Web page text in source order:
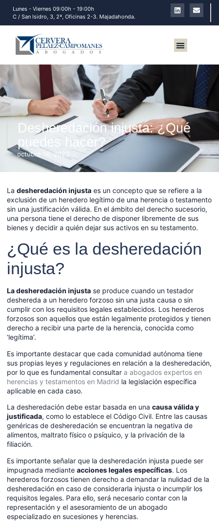
Lunes - Viernes 09:00h - 19:00h
C / San Isidro, 3, 2ª, Oficinas 2-3. Majadahonda.
Desheredación injusta: ¿Qué
puedes hacer?
octubre 16, 2023
La desheredación injusta es un concepto que se refiere a la
exclusión de un heredero legítimo de una herencia o testamento
sin una justificación válida. En el ámbito del derecho sucesorio,
una persona tiene el derecho de disponer libremente de sus
bienes y decidir a quién dejar sus activos en su testamento.
¿Qué es la desheredación
injusta?
La desheredación injusta se produce cuando un testador
deshereda a un heredero forzoso sin una justa causa o sin
cumplir con los requisitos legales establecidos. Los herederos
forzosos son aquellos que están legalmente protegidos y tienen
derecho a recibir una parte de la herencia, conocida como
‘legítima’.
Es importante destacar que cada comunidad autónoma tiene
sus propias leyes y regulaciones en relación a la desheredación,
por lo que es fundamental consultar a abogados expertos en
herencias y testamentos en Madrid la legislación específica
aplicable en cada caso.
La desheredación debe estar basada en una causa válida y
justificada, como lo establece el Código Civil. Entre las causas
genéricas de desheredación se encuentran la negativa de
alimentos, maltrato físico o psíquico, y la privación de la
filiación.
Es importante señalar que la desheredación injusta puede ser
impugnada mediante acciones legales específicas. Los
herederos forzosos tienen derecho a demandar la nulidad de la
desheredación en caso de considerarla injusta o incumplir los
requisitos legales. Para ello, será necesario contar con la
representación y el asesoramiento de un abogado
especializado en sucesiones y herencias.